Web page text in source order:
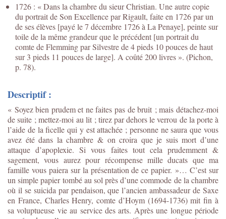
1726 : « Dans la chambre du sieur Christian. Une autre copie
du portrait de Son Excellence par Rigault, faite en 1726 par un
de ses élèves [payé le 7 décembre 1726 à La Penaye], peinte sur
toile de la même grandeur que le précédent [un portrait du
comte de Flemming par Silvestre de 4 pieds 10 pouces de haut
sur 3 pieds 11 pouces de large]. A coûté 200 livres ». (Pichon,
p. 78).
Descriptif :
« Soyez bien prudem et ne faites pas de bruit ; mais détachez-moi
de suite ; mettez-moi au lit ; tirez par dehors le verrou de la porte à
l’aide de la ficelle qui y est attachée ; personne ne saura que vous
avez été dans la chambre & on croira que je suis mort d’une
attaque d’apoplexie. Si vous faites tout cela prudemment &
sagement, vous aurez pour récompense mille ducats que ma
famille vous paiera sur la présentation de ce papier. »… C’est sur
un simple papier tombé au sol près d’une commode de la chambre
où il se suicida par pendaison, que l’ancien ambassadeur de Saxe
en France, Charles Henry, comte d’Hoym (1694-1736) mit fin à
sa voluptueuse vie au service des arts. Après une longue période